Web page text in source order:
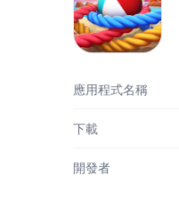
應用程式名稱
下載
開發者